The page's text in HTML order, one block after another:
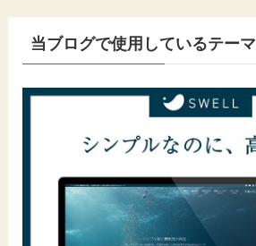
当ブログで使用しているテーマ